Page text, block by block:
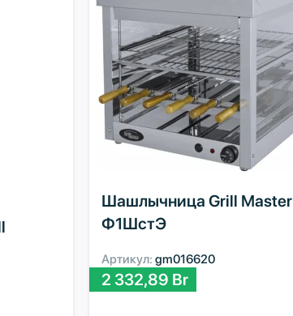
Шашлычница Grill Master
Ф1ШстЭ
Артикул: gm016620
2 332,89 Br